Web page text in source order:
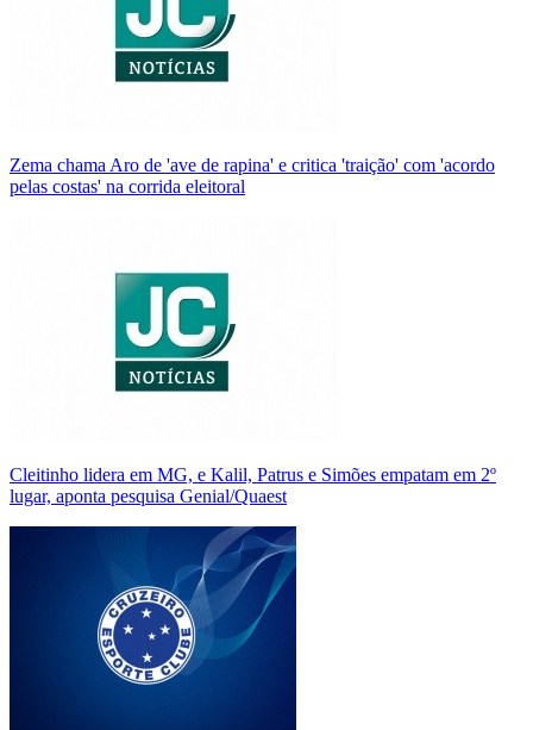
Zema chama Aro de 'ave de rapina' e critica 'traição' com 'acordo
pelas costas' na corrida eleitoral
Cleitinho lidera em MG, e Kalil, Patrus e Simões empatam em 2º
lugar, aponta pesquisa Genial/Quaest